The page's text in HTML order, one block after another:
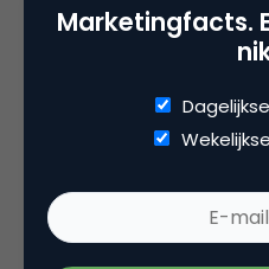
Yasser
Marketingfacts.